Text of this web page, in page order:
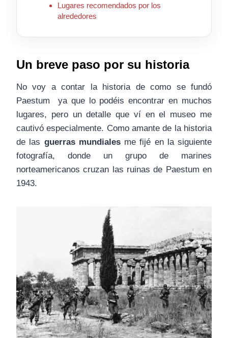
Lugares recomendados por los
alrededores
Un breve paso por su historia
No voy a contar la historia de como se fundó
Paestum ya que lo podéis encontrar en muchos
lugares, pero un detalle que ví en el museo me
cautivó especialmente. Como amante de la historia
de las guerras mundialesme fijé en la siguiente
fotografía, donde un grupo de marines
norteamericanos cruzan las ruinas de Paestum en
1943.